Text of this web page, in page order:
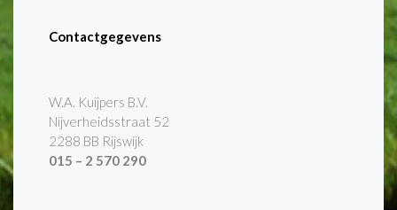
Contactgegevens
W.A. Kuijpers B.V.
Nijverheidsstraat 52
2288 BB Rijswijk
015 – 2 570 290